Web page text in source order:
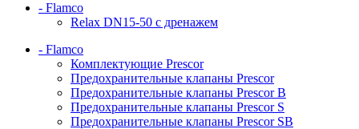
- Flamco
Relax DN15-50 с дренажем
- Flamco
Комплектующие Prescor
Предохранительные клапаны Prescor
Предохранительные клапаны Prescor B
Предохранительные клапаны Prescor S
Предохранительные клапаны Prescor SB